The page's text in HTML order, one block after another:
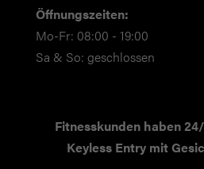
Öffnungszeiten:
Mo-Fr: 08:00 - 19:00
Sa & So: geschlossen
Fitnesskunden haben
Keyless Entry mit